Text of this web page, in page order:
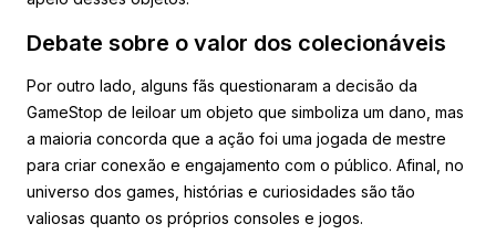
Debate sobre o valor dos colecionáveis
Por outro lado, alguns fãs questionaram a decisão da
GameStop de leiloar um objeto que simboliza um dano, mas
a maioria concorda que a ação foi uma jogada de mestre
para criar conexão e engajamento com o público. Afinal, no
universo dos games, histórias e curiosidades são tão
valiosas quanto os próprios consoles e jogos.